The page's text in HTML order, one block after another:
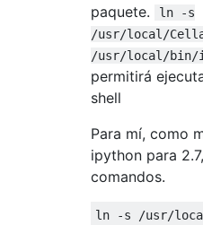
paquete.
ln -s
/usr/local/
/usr/local/bin/
permitirá
shell
Para mí, como
ipython para
comandos.
ln -s /usr/